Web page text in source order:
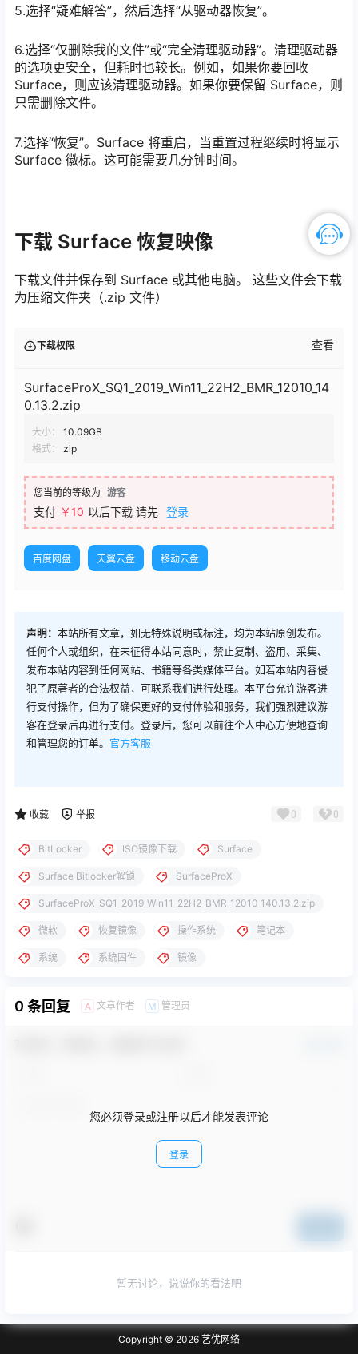
5.选择“疑难解答”，然后选择“从驱动器恢复”。
6.选择“仅删除我的文件”或“完全清理驱动器”。清理驱动器
的选项更安全，但耗时也较长。例如，如果你要回收
Surface，则应该清理驱动器。如果你要保留 Surface，则
只需删除文件。
7.选择“恢复”。Surface 将重启，当重置过程继续时将显示
Surface 徽标。这可能需要几分钟时间。
下载 Surface 恢复映像
下载文件并保存到 Surface 或其他电脑。 这些文件会下载
为压缩文件夹（.zip 文件）
下载权限 查看
SurfaceProX_SQ1_2019_Win11_22H2_BMR_12010_14
0.13.2.zip
大小：
10.09GB
格式：
zip
您当前的等级为 游客
支付 ￥ 10 以后下载 请先 登录
百度网盘 天翼云盘 移动云盘
声明： 本站所有文章，如无特殊说明或标注，均为本站原创发布。
任何个人或组织，在未征得本站同意时，禁止复制、盗用、采集、
发布本站内容到任何网站、书籍等各类媒体平台。如若本站内容侵
犯了原著者的合法权益，可联系我们进行处理。本平台允许游客进
行支付操作，但为了确保更好的支付体验和服务，我们强烈建议游
客在登录后再进行支付。登录后，您可以前往个人中心方便地查询
和管理您的订单。 官方客服
收藏 举报 0 0
BitLocker ISO镜像下载 Surface
Surface Bitlocker解锁 SurfaceProX
SurfaceProX_SQ1_2019_Win11_22H2_BMR_12010_140.13.2.zip
微软 恢复镜像 操作系统 笔记本
系统 系统固件 镜像
0 条回复 A 文章作者 M 管理员
您必须登录或注册以后才能发表评论
登录
暂无讨论，说说你的看法吧
Copyright © 2026 艺优网络